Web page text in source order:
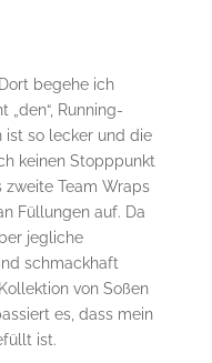
Dort begehe ich
„den“, Running-
ist so lecker und die
keinen Stopppunkt
Team Wraps
Füllungen auf. Da
jegliche
schmackhaft
von Soßen
es, dass mein
ist.